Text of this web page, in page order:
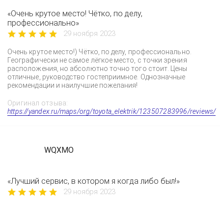
«Очень крутое место! Чётко, по делу,
профессионально»
29 ноября 2023
Очень крутое место!) Чётко, по делу, профессионально.
Географически не самое лёгкое место, с точки зрения
расположения, но абсолютно точно того стоит. Цены
отличные, руководство гостеприимное. Однозначные
рекомендации и наилучшие пожелания!
Оригинал отзыва:
https://yandex.ru/maps/org/toyota_elektrik/123507283996/reviews/
WQXMO
«Лучший сервис, в котором я когда либо был!»
29 ноября 2023